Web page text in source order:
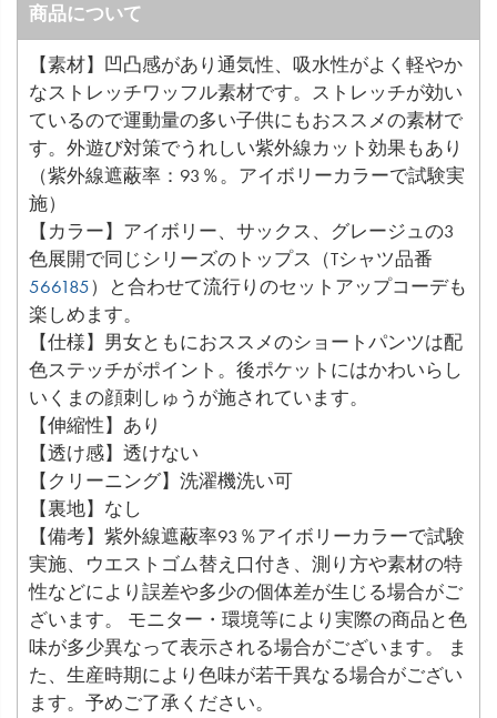
商品について
【素材】凹凸感があり通気性、吸水性がよく軽やか
なストレッチワッフル素材です。ストレッチが効い
ているので運動量の多い子供にもおススメの素材で
す。外遊び対策でうれしい紫外線カット効果もあり
（紫外線遮蔽率：93％。アイボリーカラーで試験実
施）
【カラー】アイボリー、サックス、グレージュの3
色展開で同じシリーズのトップス（Tシャツ品番
566185）と合わせて流行りのセットアップコーデも
楽しめます。
【仕様】男女ともにおススメのショートパンツは配
色ステッチがポイント。後ポケットにはかわいらし
いくまの顔刺しゅうが施されています。
【伸縮性】あり
【透け感】透けない
【クリーニング】洗濯機洗い可
【裏地】なし
【備考】紫外線遮蔽率93％アイボリーカラーで試験
実施、ウエストゴム替え口付き、測り方や素材の特
性などにより誤差や多少の個体差が生じる場合がご
ざいます。 モニター・環境等により実際の商品と色
味が多少異なって表示される場合がございます。 ま
た、生産時期により色味が若干異なる場合がござい
ます。予めご了承ください。